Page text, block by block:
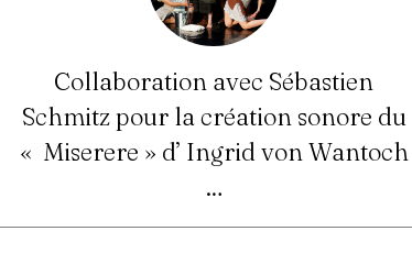
Collaboration avec Sébastien
Schmitz pour la création sonore du
« Miserere » d’ Ingrid von Wantoch
…